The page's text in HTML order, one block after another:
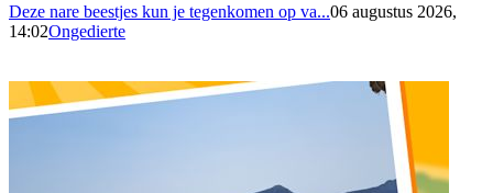
Deze nare beestjes kun je tegenkomen op va...06 augustus 2026,
14:02Ongedierte